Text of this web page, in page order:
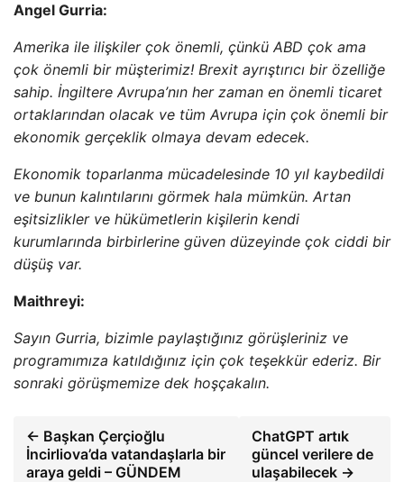
Angel Gurria:
Amerika ile ilişkiler çok önemli, çünkü ABD çok ama
çok önemli bir müşterimiz! Brexit ayrıştırıcı bir özelliğe
sahip. İngiltere Avrupa’nın her zaman en önemli ticaret
ortaklarından olacak ve tüm Avrupa için çok önemli bir
ekonomik gerçeklik olmaya devam edecek.
Ekonomik toparlanma mücadelesinde 10 yıl kaybedildi
ve bunun kalıntılarını görmek hala mümkün. Artan
eşitsizlikler ve hükümetlerin kişilerin kendi
kurumlarında birbirlerine güven düzeyinde çok ciddi bir
düşüş var.
Maithreyi:
Sayın Gurria, bizimle paylaştığınız görüşleriniz ve
programımıza katıldığınız için çok teşekkür ederiz. Bir
sonraki görüşmemize dek hoşçakalın.
← Başkan Çerçioğlu
İncirliova’da vatandaşlarla bir
araya geldi – GÜNDEM
ChatGPT artık
güncel verilere de
ulaşabilecek →